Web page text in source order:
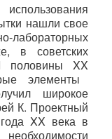
нашли свое
в советских
половины XX
элементы
широкое
К. Проектный
XX века в